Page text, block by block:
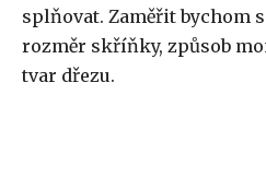
splňovat. Zaměřit bychom
rozměr skříňky, způsob
tvar dřezu.